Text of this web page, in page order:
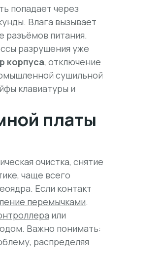
попадает через
Влага вызывает
разъёмов питания.
разрушения уже
корпуса, отключение
сушильной
клавиатуры и
платы
очистка, снятие
чаще всего
Если контакт
перемычками.
или
Важно понимать:
распределяя